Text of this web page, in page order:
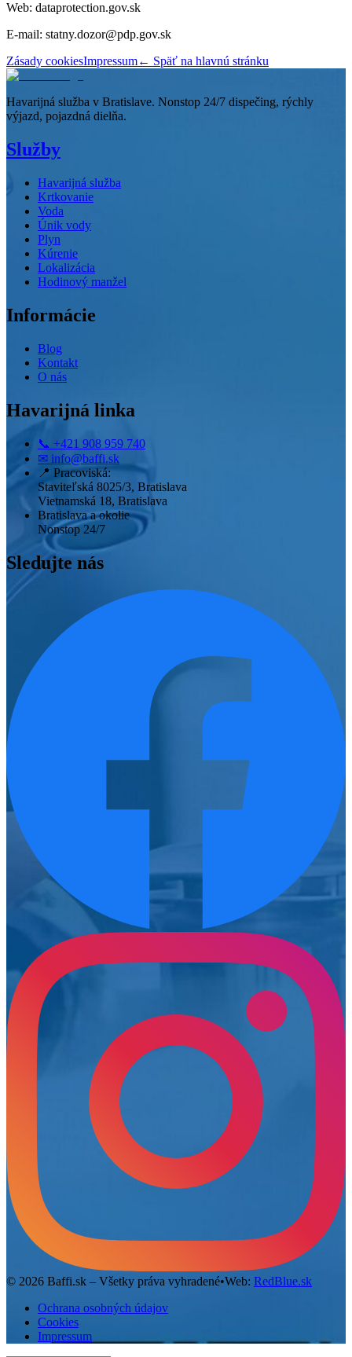
Web: dataprotection.gov.sk
E-mail: statny.dozor@pdp.gov.sk
Zásady cookiesImpressum← Späť na hlavnú stránku
Havarijná služba v Bratislave. Nonstop 24/7 dispečing, rýchly
výjazd, pojazdná dielňa.
Služby
Havarijná služba
Krtkovanie
Voda
Únik vody
Plyn
Kúrenie
Lokalizácia
Hodinový manžel
Informácie
Blog
Kontakt
O nás
Havarijná linka
📞 +421 908 959 740
✉ info@baffi.sk
📍 Pracoviská:
Staviteľská 8025/3, Bratislava
Vietnamská 18, Bratislava
Bratislava a okolie
Nonstop 24/7
Sledujte nás
© 2026 Baffi.sk – Všetky práva vyhradené•Web: RedBlue.sk
Ochrana osobných údajov
Cookies
Impressum